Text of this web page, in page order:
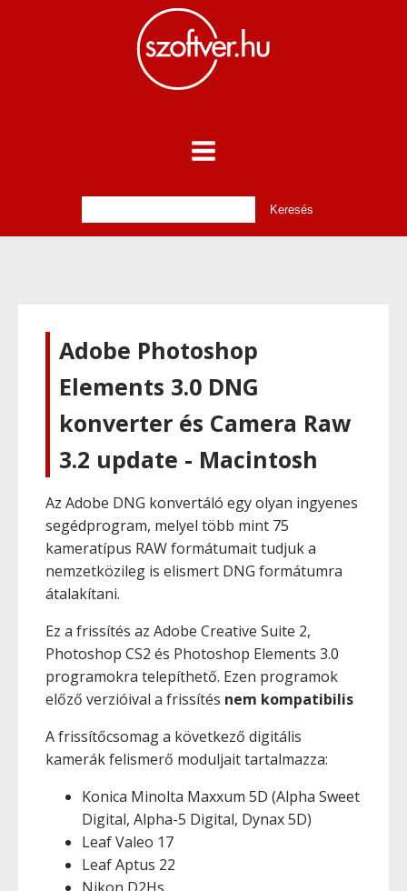
Adobe Photoshop
Elements 3.0 DNG
konverter és Camera Raw
3.2 update - Macintosh
Az Adobe DNG konvertáló egy olyan ingyenes
segédprogram, melyel több mint 75
kameratípus RAW formátumait tudjuk a
nemzetközileg is elismert DNG formátumra
átalakítani.
Ez a frissítés az Adobe Creative Suite 2,
Photoshop CS2 és Photoshop Elements 3.0
programokra telepíthető. Ezen programok
előző verzióival a frissítés nem kompatibilis
A frissítőcsomag a következő digitális
kamerák felismerő moduljait tartalmazza:
Konica Minolta Maxxum 5D (Alpha Sweet
Digital, Alpha-5 Digital, Dynax 5D)
Leaf Valeo 17
Leaf Aptus 22